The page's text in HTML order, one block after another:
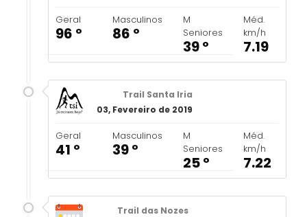
Geral
96 º
Masculinos
86 º
M
Seniores
39 º
Méd.
km/h
7.19
Trail Santa Iria
03, Fevereiro de 2019
Geral
41 º
Masculinos
39 º
M
Seniores
25 º
Méd.
km/h
7.22
Trail das Nozes